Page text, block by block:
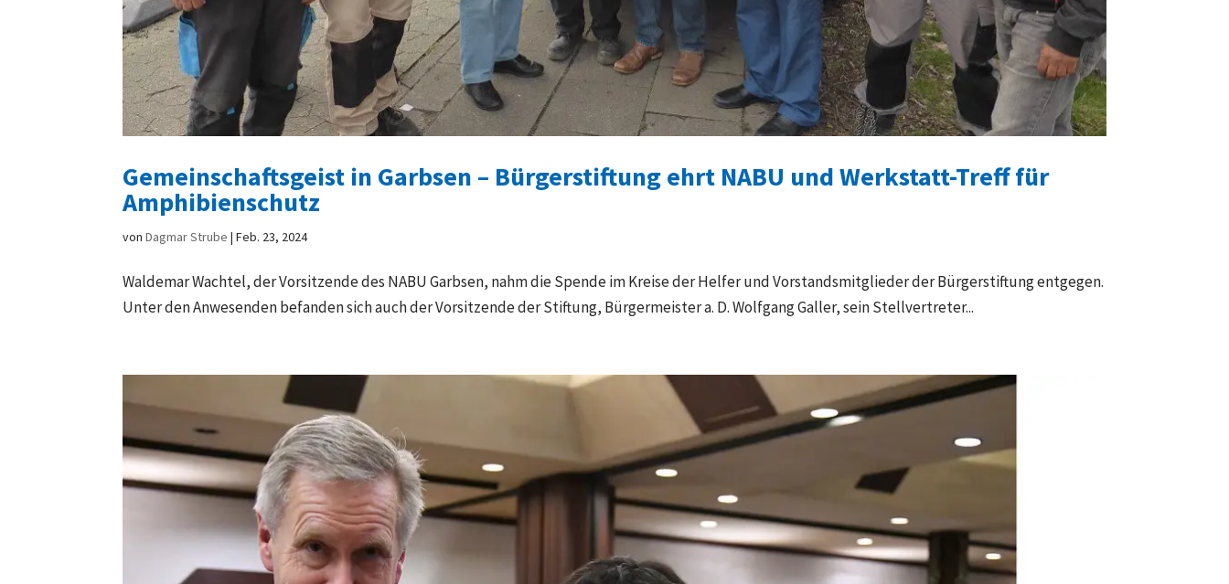
Gemeinschaftsgeist in Garbsen – Bürgerstiftung ehrt NABU und Werkstatt-Treff für
Amphibienschutz
vonDagmar Strube |Feb. 23, 2024
Waldemar Wachtel, der Vorsitzende des NABU Garbsen, nahm die Spende im Kreise der Helfer und Vorstandsmitglieder der Bürgerstiftung entgegen.
Unter den Anwesenden befanden sich auch der Vorsitzende der Stiftung, Bürgermeister a. D. Wolfgang Galler, sein Stellvertreter...